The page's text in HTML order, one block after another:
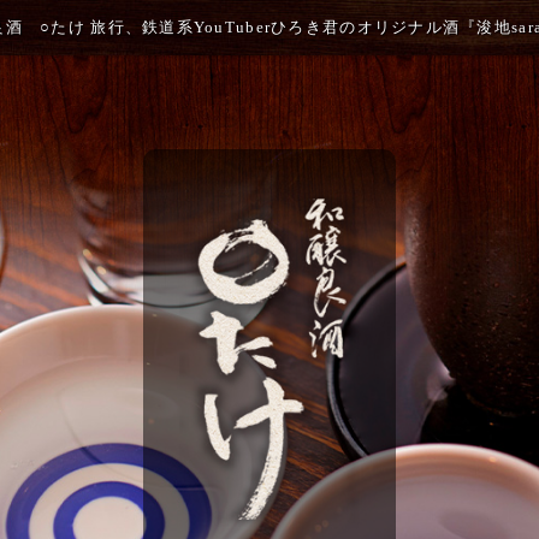
酒 ○たけ 旅行、鉄道系YouTuberひろき君のオリジナル酒『浚地